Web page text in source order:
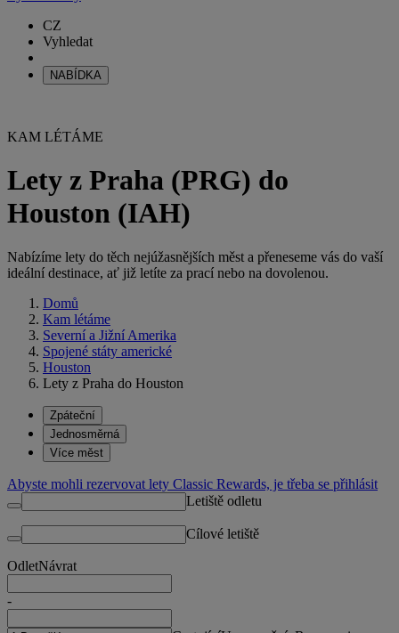
CZ
Vyhledat
NABÍDKA
KAM LÉTÁME
Lety z Praha (PRG) do
Houston (IAH)
Nabízíme lety do těch nejúžasnějších měst a přeneseme vás do vaší
ideální destinace, ať již letíte za prací nebo na dovolenou.
Domů
Kam létáme
Severní a Jižní Amerika
Spojené státy americké
Houston
Lety z Praha do Houston
Zpáteční
Jednosměrná
Více měst
Abyste mohli rezervovat lety Classic Rewards, je třeba se přihlásit
Letiště odletu
Cílové letiště
OdletNávrat
-